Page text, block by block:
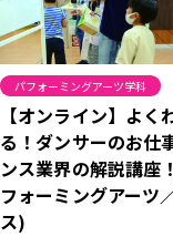
パフォーミングアーツ学科
【オンライン】よく
る！ダンサーのお仕
ンス業界の解説講座
フォーミングアーツ
ス)